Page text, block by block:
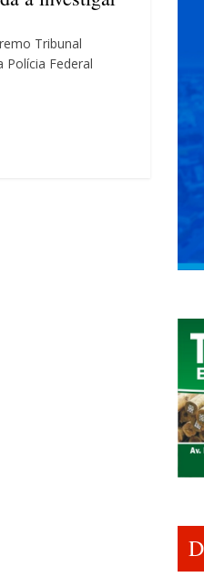
Tribunal
Polícia Federal